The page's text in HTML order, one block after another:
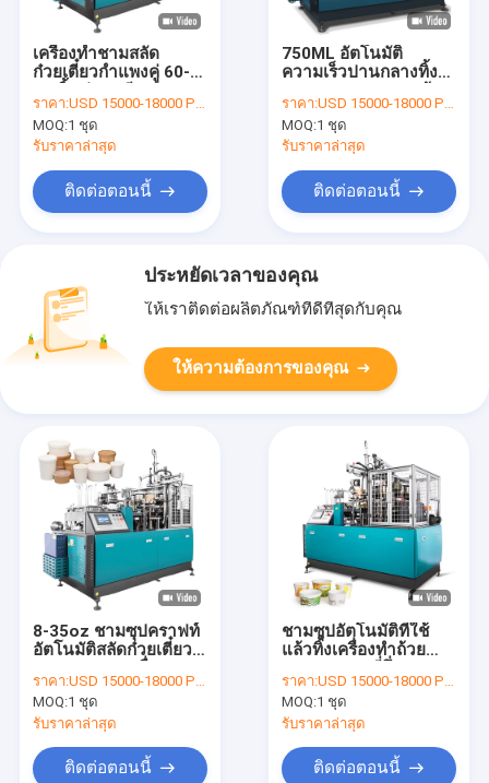
เครื่องทำชามสลัด
ก๋วยเตี๋ยวกำแพงคู่ 60-
ราคา:USD 15000-18000 PER SET
MOQ:1 ชุด
รับราคาล่าสุด
ติดต่อตอนนี้
750ML อัตโนมัติ
ความเร็วปานกลางทิ้ง
ผลิตเครื่องทำ
ราคา:USD 15000-18000 PER SET
MOQ:1 ชุด
รับราคาล่าสุด
ติดต่อตอนนี้
ประหยัดเวลาของคุณ
ให้เราติดต่อผลิตภัณฑ์ที่ดีที่สุดกับคุณ
ให้ความต้องการของคุณ
8-35oz ชามซุปคราฟท์
อัตโนมัติสลัดก๋วยเตี๋ยว
ราคา:USD 15000-18000 PER SET
MOQ:1 ชุด
รับราคาล่าสุด
ติดต่อตอนนี้
ชามซุปอัตโนมัติที่ใช้
แล้วทิ้งเครื่องทำถ้วย
สำเร็จรูป
ราคา:USD 15000-18000 PER SET
MOQ:1 ชุด
รับราคาล่าสุด
ติดต่อตอนนี้